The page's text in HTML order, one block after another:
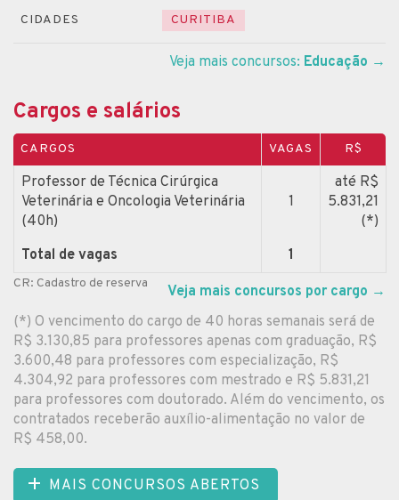
CIDADES CURITIBA
Veja mais concursos: Educação →
Cargos e salários
CARGOS VAGAS R$
Professor de Técnica Cirúrgica
Veterinária e Oncologia Veterinária
(40h)
1
até R$
5.831,21
(*)
Total de vagas
1
CR: Cadastro de reserva Veja mais concursos por cargo →
(*) O vencimento do cargo de 40 horas semanais será de
R$ 3.130,85 para professores apenas com graduação, R$
3.600,48 para professores com especialização, R$
4.304,92 para professores com mestrado e R$ 5.831,21
para professores com doutorado. Além do vencimento, os
contratados receberão auxílio-alimentação no valor de
R$ 458,00.
MAIS CONCURSOS ABERTOS